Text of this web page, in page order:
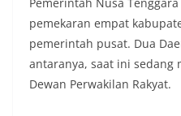
pemekaran empat
pemerintah pusat. Dua
antaranya, saat ini sedang
Dewan Perwakilan Rakyat.